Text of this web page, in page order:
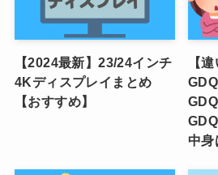
【2024最新】23/24インチ
4Kディスプレイまとめ
【おすすめ】
【
中身